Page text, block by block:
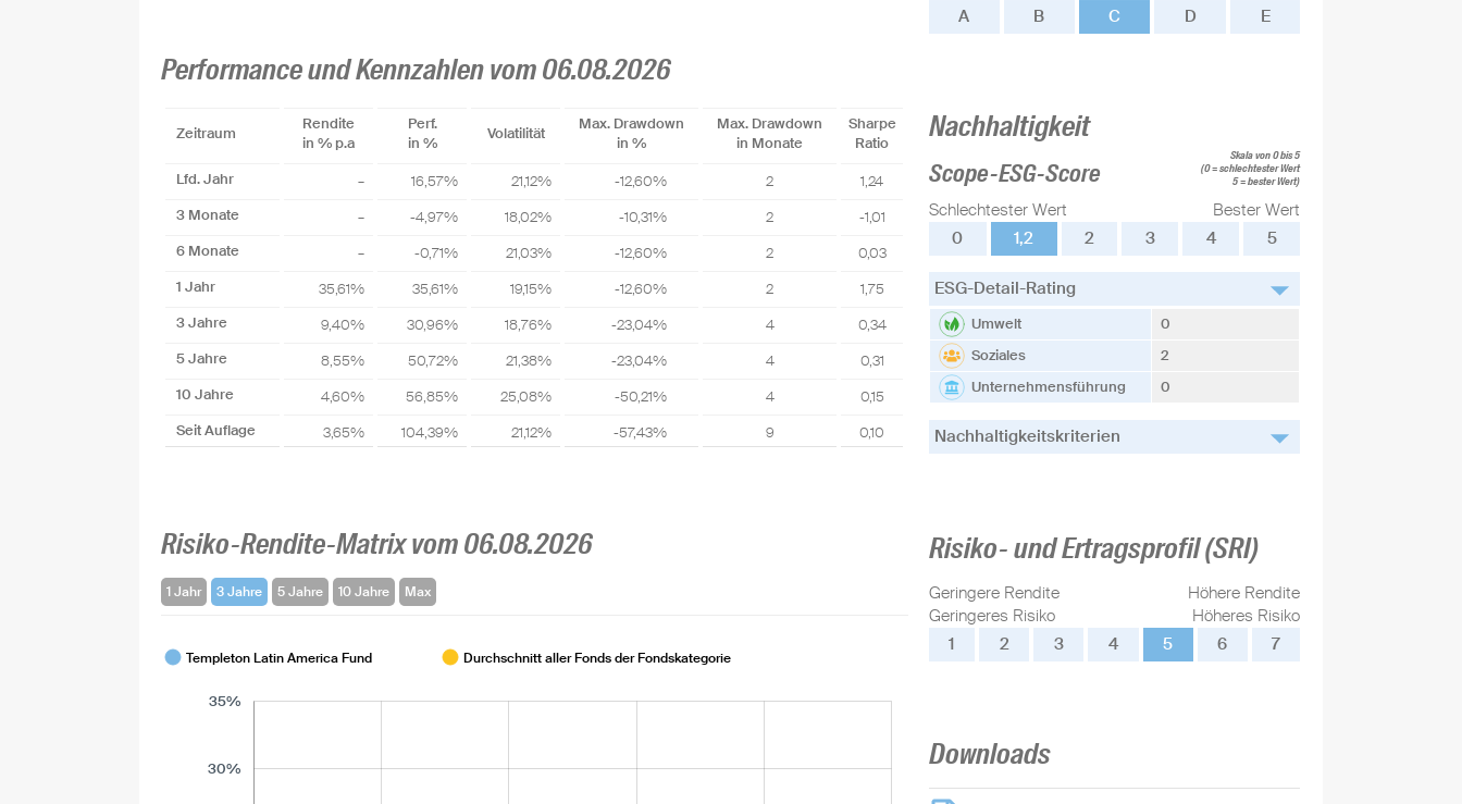
Performance und Kennzahlen vom 06.08.2026
Zeitraum
Rendite
in % p.a
Perf.
in %
Volatilität
Max. Drawdown
in %
Max. Drawdown
in Monate
Sharpe
Ratio
Lfd. Jahr
– 16,57% 21,12% -12,60% 2
1,24
3 Monate
– -4,97% 18,02% -10,31% 2
-1,01
6 Monate
– -0,71% 21,03% -12,60% 2
0,03
1 Jahr
35,61% 35,61% 19,15% -12,60% 2
1,75
3 Jahre
9,40% 30,96% 18,76% -23,04% 4
0,34
5 Jahre
8,55% 50,72% 21,38% -23,04% 4
0,31
10 Jahre
4,60% 56,85% 25,08% -50,21% 4
0,15
Seit Auflage
3,65% 104,39% 21,12% -57,43% 9 0,10
Risiko-Rendite-Matrix vom 06.08.2026
1 Jahr 3 Jahre 5 Jahre 10 Jahre Max
Templeton Latin America Fund Durchschnitt aller Fonds der Fondskategorie
30%
35%
A
B C D E
Nachhaltigkeit
Scope-ESG-Score
Skala von 0 bis 5
(0 = schlechtester Wert
5 = bester Wert)
Schlechtester Wert
Bester Wert
0
1,2 2 3 4 5
ESG-Detail-Rating
Umwelt
0
Soziales
2
Unternehmensführung
0
Nachhaltigkeitskriterien
Risiko- und Ertragsprofil (SRI)
Geringere Rendite
Geringeres Risiko
Höhere Rendite
Höheres Risiko
1
2 3 4 5 6 7
Downloads